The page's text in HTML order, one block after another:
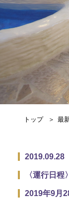
トップ 最
2019.09.28
〈運行日程〉
2019年9月